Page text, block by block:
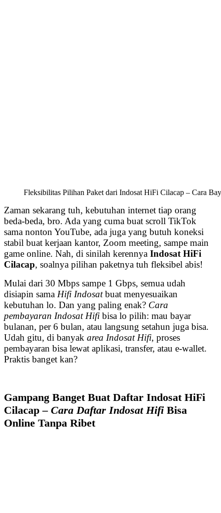
Fleksibilitas Pilihan Paket dari Indosat HiFi Cilacap – Cara
Zaman sekarang tuh, kebutuhan internet tiap orang
beda-beda, bro. Ada yang cuma buat scroll TikTok
sama nonton YouTube, ada juga yang butuh koneksi
stabil buat kerjaan kantor, Zoom meeting, sampe main
game online. Nah, di sinilah kerennya Indosat HiFi
Cilacap, soalnya pilihan paketnya tuh fleksibel abis!
Mulai dari 30 Mbps sampe 1 Gbps, semua udah
disiapin sama Hifi Indosatbuat menyesuaikan
kebutuhan lo. Dan yang paling enak? Cara
pembayaran Indosat Hifi bisa lo pilih: mau bayar
bulanan, per 6 bulan, atau langsung setahun juga bisa.
Udah gitu, di banyak area Indosat Hifi, proses
pembayaran bisa lewat aplikasi, transfer, atau e-wallet.
Praktis banget kan?
Gampang Banget Buat Daftar Indosat HiFi
Cilacap – Cara Daftar Indosat Hifi Bisa
Online Tanpa Ribet